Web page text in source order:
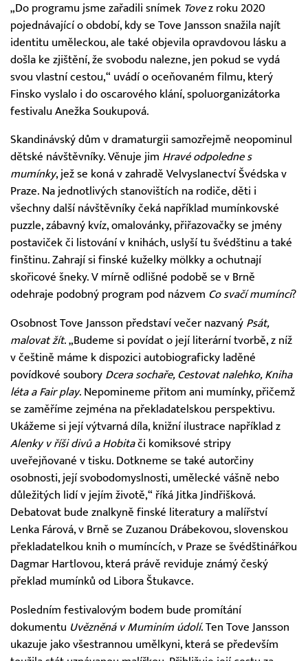
„Do programu jsme zařadili snímek Tovez roku 2020
pojednávající o období, kdy se Tove Jansson snažila najít
identitu uměleckou, ale také objevila opravdovou lásku a
došla ke zjištění, že svobodu nalezne, jen pokud se vydá
svou vlastní cestou,“ uvádí o oceňovaném filmu, který
Finsko vyslalo i do oscarového klání, spoluorganizátorka
festivalu Anežka Soukupová.
Skandinávský dům v dramaturgii samozřejmě neopominul
dětské návštěvníky. Věnuje jim Hravé odpoledne s
mumínky, jež se koná v zahradě Velvyslanectví Švédska v
Praze. Na jednotlivých stanovištích na rodiče, děti i
všechny další návštěvníky čeká například mumínkovské
puzzle, zábavný kvíz, omalovánky, přiřazovačky se jmény
postaviček či listování v knihách, uslyší tu švédštinu a také
finštinu. Zahrají si finské kuželky mölkky a ochutnají
skořicové šneky. V mírně odlišné podobě se v Brně
odehraje podobný program pod názvem Co svačí mumínci?
Osobnost Tove Jansson představí večer nazvaný Psát,
malovat žít. „Budeme si povídat o její literární tvorbě, z níž
v češtině máme k dispozici autobiograficky laděné
povídkové soubory Dcera sochaře, Cestovat nalehko, Kniha
léta a Fair play. Nepomineme přitom ani mumínky, přičemž
se zaměříme zejména na překladatelskou perspektivu.
Ukážeme si její výtvarná díla, knižní ilustrace například z
Alenky v říši divů a Hobitači komiksové stripy
uveřejňované v tisku. Dotkneme se také autorčiny
osobnosti, její svobodomyslnosti, umělecké vášně nebo
důležitých lidí v jejím životě,“ říká Jitka Jindřišková.
Debatovat bude znalkyně finské literatury a malířství
Lenka Fárová, v Brně se Zuzanou Drábekovou, slovenskou
překladatelkou knih o mumíncích, v Praze se švédštinářkou
Dagmar Hartlovou, která právě reviduje známý český
překlad mumínků od Libora Štukavce.
Posledním festivalovým bodem bude promítání
dokumentu Uvězněná v Muminím údolí. Ten Tove Jansson
ukazuje jako všestrannou umělkyni, která se především